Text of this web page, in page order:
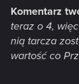
Komentarz
teraz o 4,
nią tarcza
wartość co